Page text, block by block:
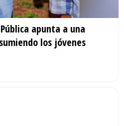
apunta a una
los jóvenes